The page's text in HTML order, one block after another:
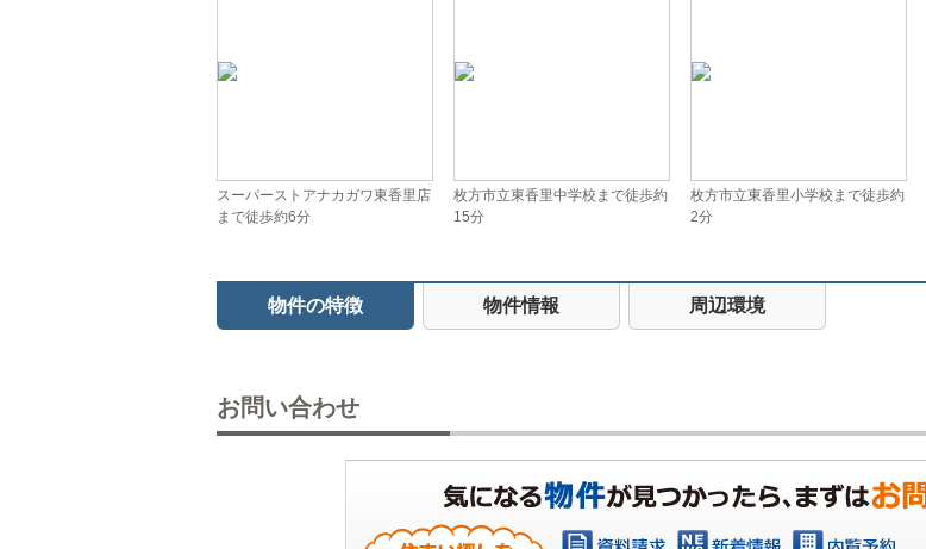
スーパーストアナカガワ東香里店
まで徒歩約6分
枚方市立東香里中学校まで徒歩約
15分
枚方市立東香里小学校まで徒歩約
2分
物件の特徴 物件情報 周辺環境
お問い合わせ